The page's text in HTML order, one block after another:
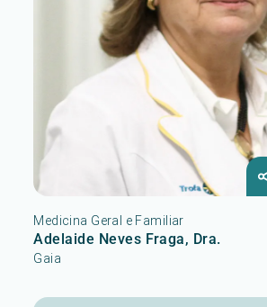
Medicina Geral e Familiar
Adelaide Neves Fraga, Dra.
Gaia